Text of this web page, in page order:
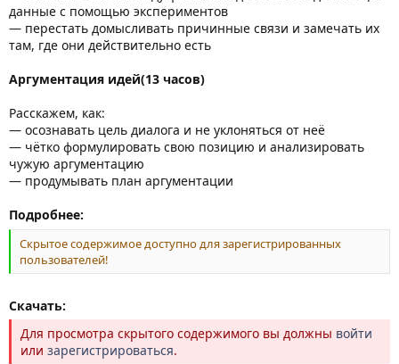
данные с помощью экспериментов
— перестать домысливать причинные связи и замечать их
там, где они действительно есть
Аргументация идей(13 часов)
Расскажем, как:
— осознавать цель диалога и не уклоняться от неё
— чётко формулировать свою позицию и анализировать
чужую аргументацию
— продумывать план аргументации
Подробнее:
Скрытое содержимое доступно для зарегистрированных
пользователей!
Скачать:
Для просмотра скрытого содержимого вы должны войти
или зарегистрироваться.